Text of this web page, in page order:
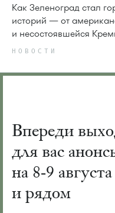
Как Зеленоград стал
историй — от
и несостоявшейся
НОВОСТИ
Впереди
для вас
на 8-9
и рядом